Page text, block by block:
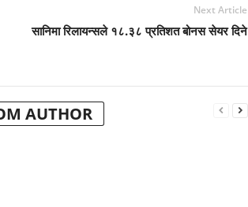
Next Article
सानिमा रिलायन्सले १८.३८ प्रतिशत बोनस सेयर दिने
AUTHOR